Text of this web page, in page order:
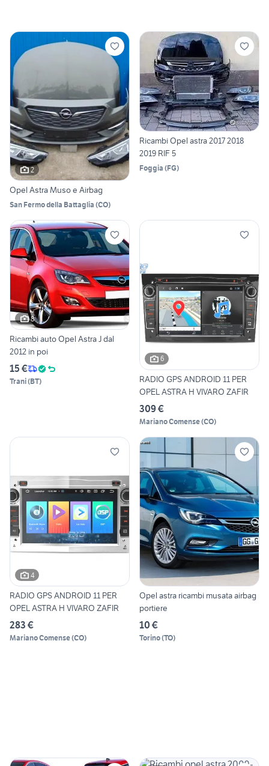
2
Opel Astra Muso e Airbag
San Fermo della Battaglia (CO)
Ricambi Opel astra 2017 2018
2019 RIF 5
Foggia (FG)
8
Ricambi auto Opel Astra J dal
2012 in poi
15 €
Trani(BT)
6
RADIO GPS ANDROID 11 PER
OPEL ASTRA H VIVARO ZAFIR
309 €
Mariano Comense(CO)
4
RADIO GPS ANDROID 11 PER
OPEL ASTRA H VIVARO ZAFIR
283 €
Mariano Comense(CO)
Opel astra ricambi musata airbag
portiere
10 €
Torino(TO)